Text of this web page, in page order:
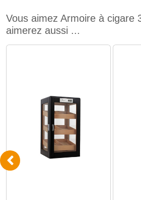
Vous aimez Armoire à cigare
aimerez aussi ...